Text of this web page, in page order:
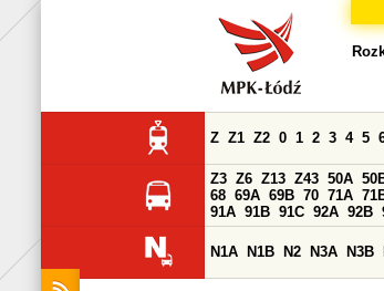
Z Z1 Z2 0 1 2 3 4 5
Z3 Z6 Z13 Z43 50A
68 69A 69B 70 71A
91A 91B 91C 92A 92B
N1A N1B N2 N3A N3B